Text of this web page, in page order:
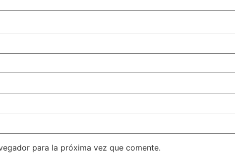
para la próxima vez que comente.